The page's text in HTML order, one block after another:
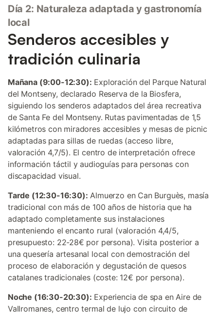
Día 2: Naturaleza adaptada y gastronomía
local
Senderos accesibles y
tradición culinaria
Mañana (9:00-12:30): Exploración del Parque Natural
del Montseny, declarado Reserva de la Biosfera,
siguiendo los senderos adaptados del área recreativa
de Santa Fe del Montseny. Rutas pavimentadas de 1,5
kilómetros con miradores accesibles y mesas de picnic
adaptadas para sillas de ruedas (acceso libre,
valoración 4,7/5). El centro de interpretación ofrece
información táctil y audioguías para personas con
discapacidad visual.
Tarde (12:30-16:30): Almuerzo en Can Burguès, masía
tradicional con más de 100 años de historia que ha
adaptado completamente sus instalaciones
manteniendo el encanto rural (valoración 4,4/5,
presupuesto: 22-28€ por persona). Visita posterior a
una quesería artesanal local con demostración del
proceso de elaboración y degustación de quesos
catalanes tradicionales (coste: 12€ por persona).
Noche (16:30-20:30): Experiencia de spa en Aire de
Vallromanes, centro termal de lujo con circuito de